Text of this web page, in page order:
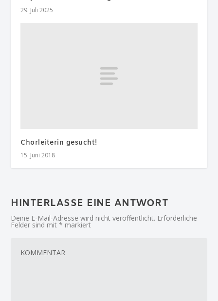
29. Juli 2025
Chorleiterin gesucht!
15. Juni 2018
HINTERLASSE EINE ANTWORT
Deine E-Mail-Adresse wird nicht veröffentlicht. Erforderliche
Felder sind mit* markiert